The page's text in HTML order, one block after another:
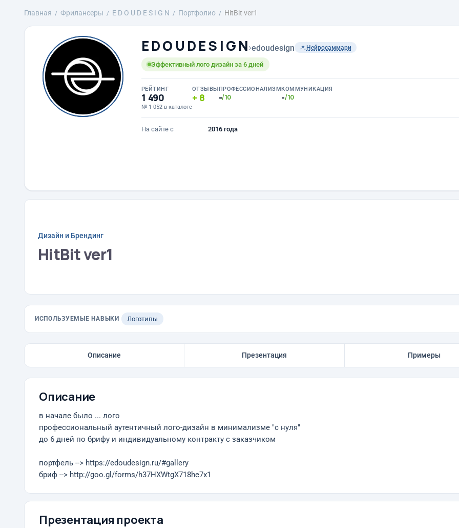
Главная Фрилансеры E D O U D E S I G N Портфолио HitBit ver1
E D O U D E S I G N›edoudesign Нейросаммари
Эффективный лого дизайн за 6 дней
РЕЙТИНГ
1 490
№ 1 052 в каталоге
ОТЗЫВЫ
8
ПРОФЕССИОНАЛИЗМ
-/10
КОММУНИКАЦИЯ
-/10
На сайте с 2016 года
Дизайн и Брендинг
HitBit ver1
ИСПОЛЬЗУЕМЫЕ НАВЫКИ Логотипы
Описание Презентация Примеры
Описание
в начале было ... лого
профессиональный аутентичный лого-дизайн в минимализме "с нуля"
до 6 дней по брифу и индивидуальному контракту с заказчиком
портфель --> https://edoudesign.ru/#gallery
бриф --> http://goo.gl/forms/h37HXWtgX718he7x1
Презентация проекта